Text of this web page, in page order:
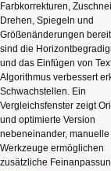
Farbkorrekturen,
Drehen, Spiegeln und
Größenänderungen
sind die
und das Einfügen von
Algorithmus verbessert
Schwachstellen. Ein
Vergleichsfenster zeigt
und optimierte Version
nebeneinander, manuelle
Werkzeuge ermöglichen
zusätzliche